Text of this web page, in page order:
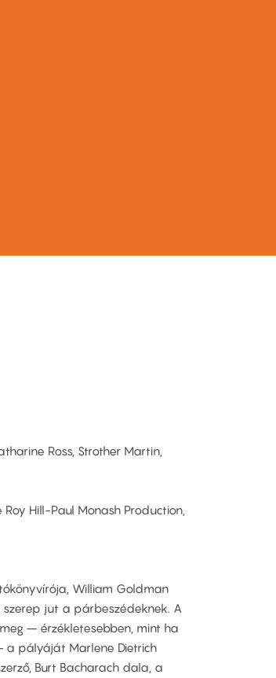
Ross, Strother Martin,
Hill-Paul Monash Production,
William Goldman
jut a párbeszédeknek. A
– érzékletesebben, mint ha
a pályáját Marlene Dietrich
Burt Bacharach dala, a